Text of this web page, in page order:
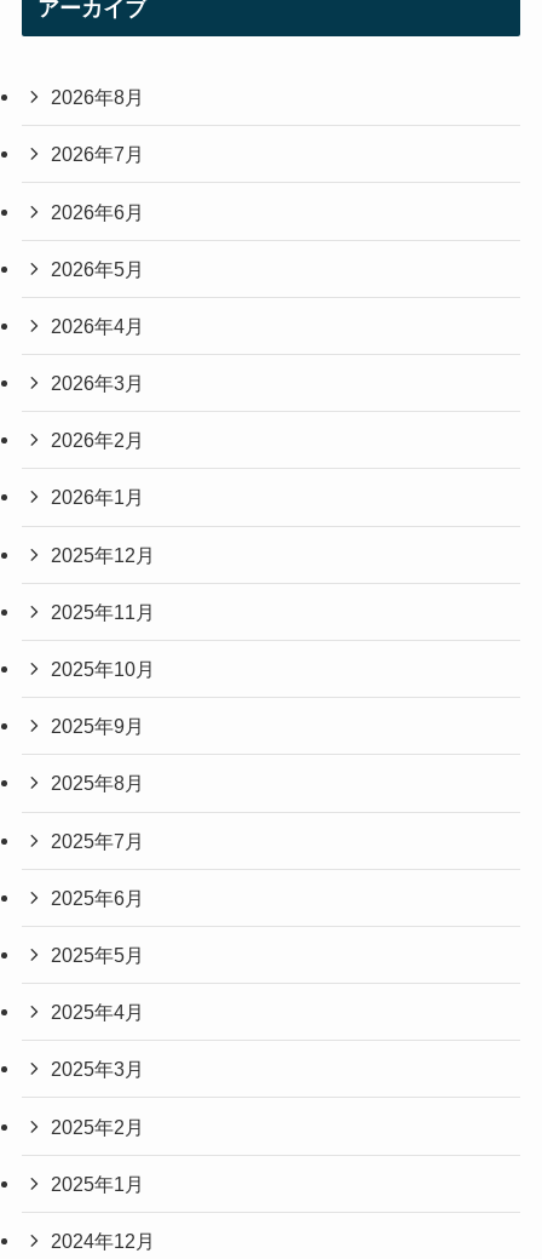
アーカイブ
2026年8月
2026年7月
2026年6月
2026年5月
2026年4月
2026年3月
2026年2月
2026年1月
2025年12月
2025年11月
2025年10月
2025年9月
2025年8月
2025年7月
2025年6月
2025年5月
2025年4月
2025年3月
2025年2月
2025年1月
2024年12月